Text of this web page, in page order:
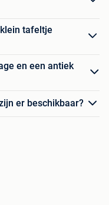
tafeltje
en een antiek
er beschikbaar?